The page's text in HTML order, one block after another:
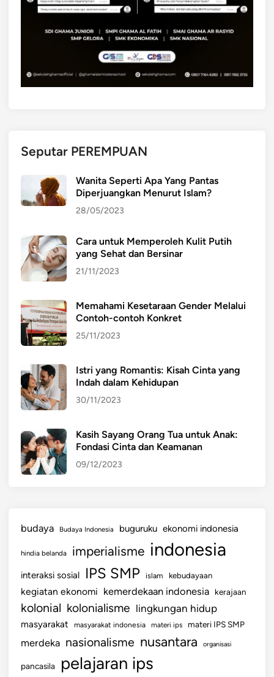
Seputar PEREMPUAN
Wanita Seperti Apa Yang Pantas
Diperjuangkan Menurut Islam?
28/05/2023
Cara untuk Memperoleh Kulit Putih
yang Sehat dan Bersinar
21/11/2023
Memahami Kesetaraan Gender Melalui
Contoh-contoh Konkret
25/11/2023
Istri yang Romantis: Kisah Cinta yang
Indah dalam Kehidupan
30/11/2023
Kasih Sayang Orang Tua untuk Anak:
Fondasi Cinta dan Keamanan
09/12/2023
budaya Budaya Indonesia buguruku ekonomi indonesia
hindia belanda imperialisme indonesia
interaksi sosial IPS SMP islam kebudayaan
kegiatan ekonomi kemerdekaan indonesia kerajaan
kolonial kolonialisme lingkungan hidup
masyarakat masyarakat indonesia materi ips materi IPS SMP
merdeka nasionalisme nusantara organisasi
pancasila pelajaran ips